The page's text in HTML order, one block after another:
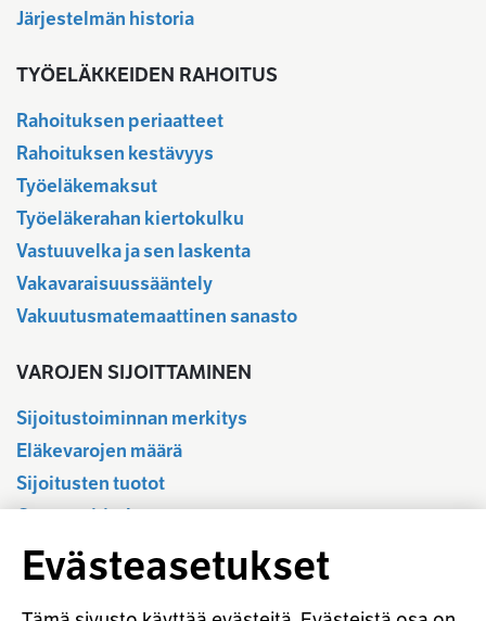
Järjestelmän historia
TYÖELÄKKEIDEN RAHOITUS
Rahoituksen periaatteet
Rahoituksen kestävyys
Työeläkemaksut
Työeläkerahan kiertokulku
Vastuuvelka ja sen laskenta
Vakavaraisuussääntely
Vakuutusmatemaattinen sanasto
VAROJEN SIJOITTAMINEN
Sijoitustoiminnan merkitys
Eläkevarojen määrä
Sijoitusten tuotot
Osavuositiedot
Tilastotietokanta
Sijoitustoiminnan sääntely
Vastuullinen sijoittaminen
Evästeasetukset